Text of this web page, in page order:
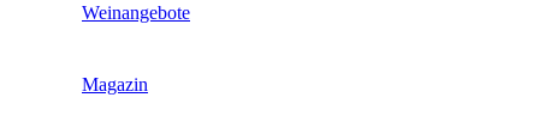
Weinangebote
Magazin